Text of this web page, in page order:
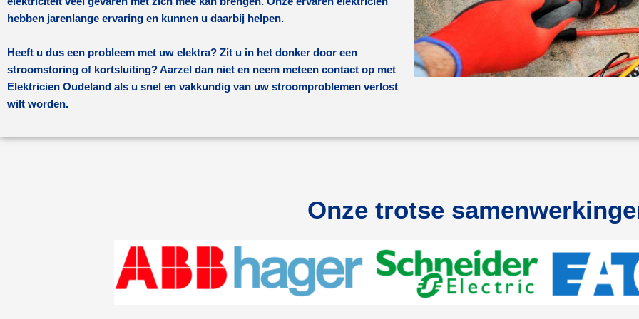
hebben jarenlange ervaring en kunnen u daarbij helpen.
Heeft u dus een probleem met uw elektra? Zit u in het donker door een
stroomstoring of kortsluiting? Aarzel dan niet en neem meteen contact op met
Elektricien Oudeland als u snel en vakkundig van uw stroomproblemen verlost
wilt worden.
Onze trotse